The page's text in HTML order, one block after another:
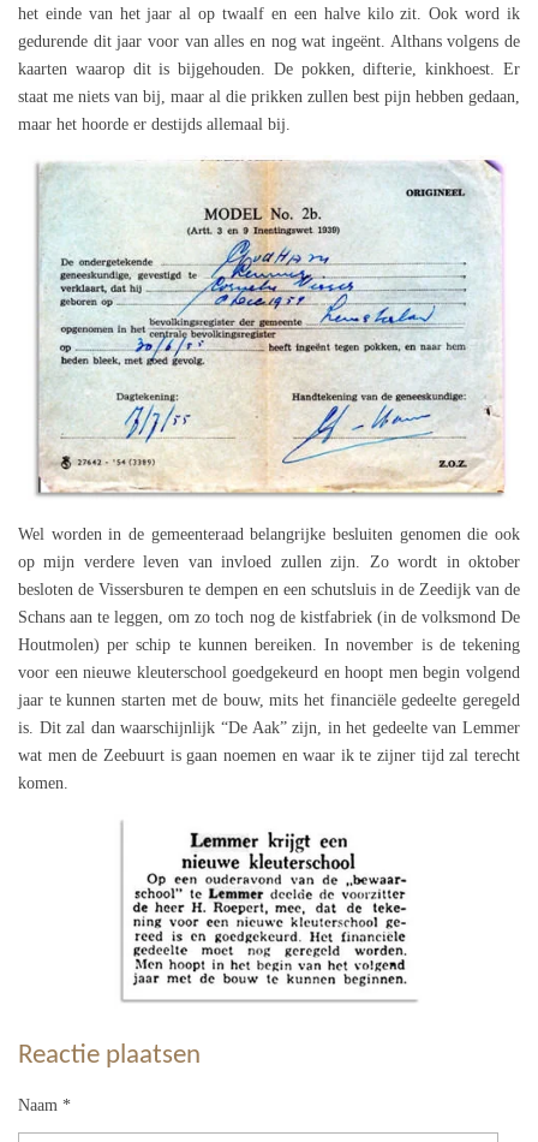
het einde van het jaar al op twaalf en een halve kilo zit. Ook word ik
gedurende dit jaar voor van alles en nog wat ingeënt. Althans volgens de
kaarten waarop dit is bijgehouden. De pokken, difterie, kinkhoest. Er
staat me niets van bij, maar al die prikken zullen best pijn hebben gedaan,
maar het hoorde er destijds allemaal bij.
Wel worden in de gemeenteraad belangrijke besluiten genomen die ook
op mijn verdere leven van invloed zullen zijn. Zo wordt in oktober
besloten de Vissersburen te dempen en een schutsluis in de Zeedijk van de
Schans aan te leggen, om zo toch nog de kistfabriek (in de volksmond De
Houtmolen) per schip te kunnen bereiken. In november is de tekening
voor een nieuwe kleuterschool goedgekeurd en hoopt men begin volgend
jaar te kunnen starten met de bouw, mits het financiële gedeelte geregeld
is. Dit zal dan waarschijnlijk “De Aak” zijn, in het gedeelte van Lemmer
wat men de Zeebuurt is gaan noemen en waar ik te zijner tijd zal terecht
komen.
Reactie plaatsen
Naam *